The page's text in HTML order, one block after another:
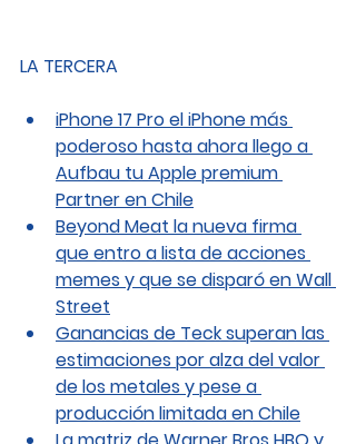
LA TERCERA
iPhone 17 Pro el iPhone más
poderoso hasta ahora llego a
Aufbau tu Apple premium
Partner en Chile
Beyond Meat la nueva firma
que entro a lista de acciones
memes y que se disparó en Wall
Street
Ganancias de Teck superan las
estimaciones por alza del valor
de los metales y pese a
producción limitada en Chile